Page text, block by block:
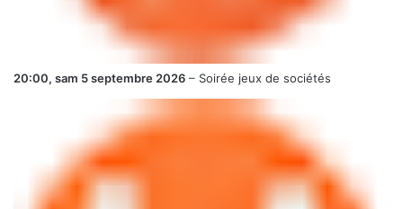
20:00, sam 5 septembre 2026 – Soirée jeux de sociétés